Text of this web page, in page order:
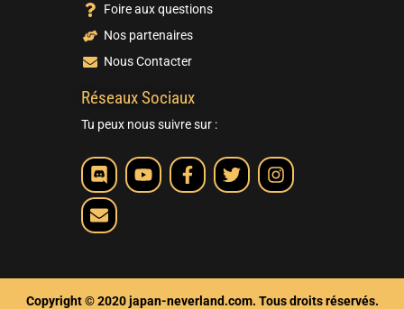
Foire aux questions
Nos partenaires
Nous Contacter
Réseaux Sociaux
Tu peux nous suivre sur :
Copyright © 2020 japan-neverland.com. Tous droits réservés.